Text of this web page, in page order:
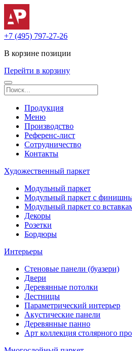
+7 (495) 797-27-26
В корзине позиции
Перейти в корзину
Продукция
Меню
Производство
Референс-лист
Сотрудничество
Контакты
Художественный паркет
Модульный паркет
Модульный паркет с
Модульный паркет со
Декоры
Розетки
Бордюры
Интерьеры
Стеновые панели (буазери)
Двери
Деревянные потолки
Лестницы
Параметрический интерьер
Акустические панели
Деревянные панно
Арт коллекция столярного